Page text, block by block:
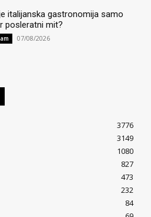
italijanska gastronomija samo
posleratni mit?
07/08/2026
3776
3149
1080
827
473
232
84